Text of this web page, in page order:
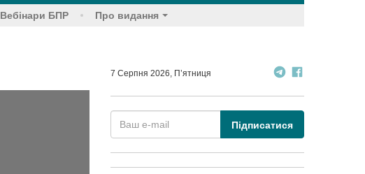
Вебінари БПР Про видання
7 Серпня 2026, П’ятниця
Підписатися